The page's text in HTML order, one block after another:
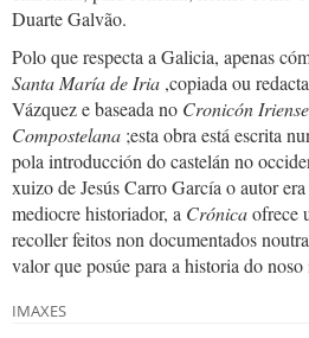
Duarte Galvão.
Polo que respecta a Galicia, apenas
Santa María de Iria ,copiada ou
Vázquez e baseada no Cronicón Iriense
Compostelana ;esta obra está escrita
pola introducción do castelán no
xuizo de Jesús Carro García o autor
mediocre historiador, a Crónicaofrece
recoller feitos non documentados
valor que posúe para a historia do
IMAXES